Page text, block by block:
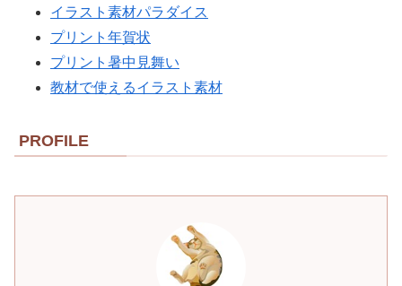
イラスト素材パラダイス
プリント年賀状
プリント暑中見舞い
教材で使えるイラスト素材
PROFILE